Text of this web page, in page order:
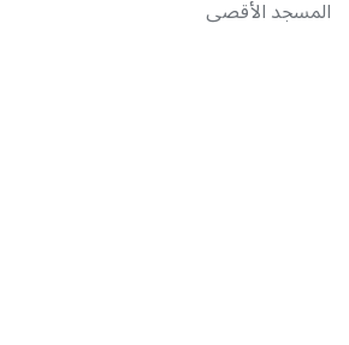
المسجد الأقصى